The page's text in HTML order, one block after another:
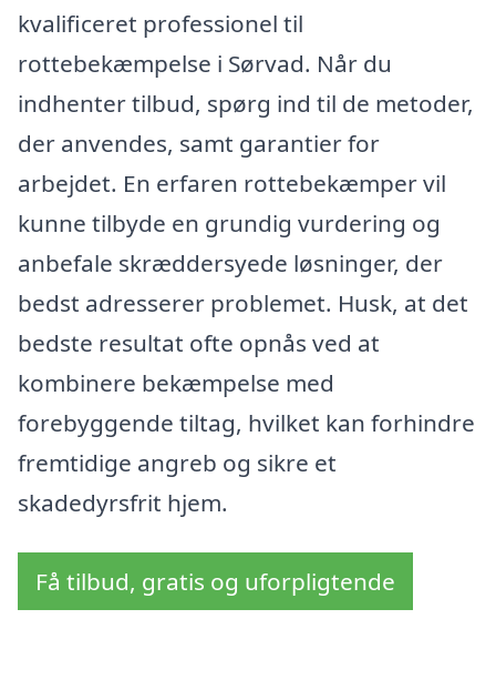
kvalificeret professionel til
rottebekæmpelse i Sørvad. Når du
indhenter tilbud, spørg ind til de metoder,
der anvendes, samt garantier for
arbejdet. En erfaren rottebekæmper vil
kunne tilbyde en grundig vurdering og
anbefale skræddersyede løsninger, der
bedst adresserer problemet. Husk, at det
bedste resultat ofte opnås ved at
kombinere bekæmpelse med
forebyggende tiltag, hvilket kan forhindre
fremtidige angreb og sikre et
skadedyrsfrit hjem.
Få tilbud, gratis og uforpligtende